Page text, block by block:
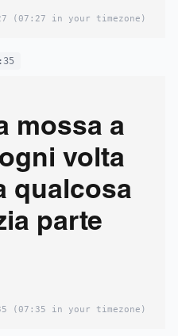
(07:27 in your timezone)
mossa a
qualcosa
parte
(07:35 in your timezone)